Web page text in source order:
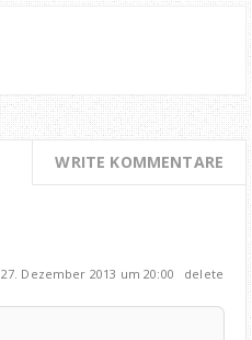
WRITE KOMMENTARE
27. Dezember 2013 um 20:00 delete